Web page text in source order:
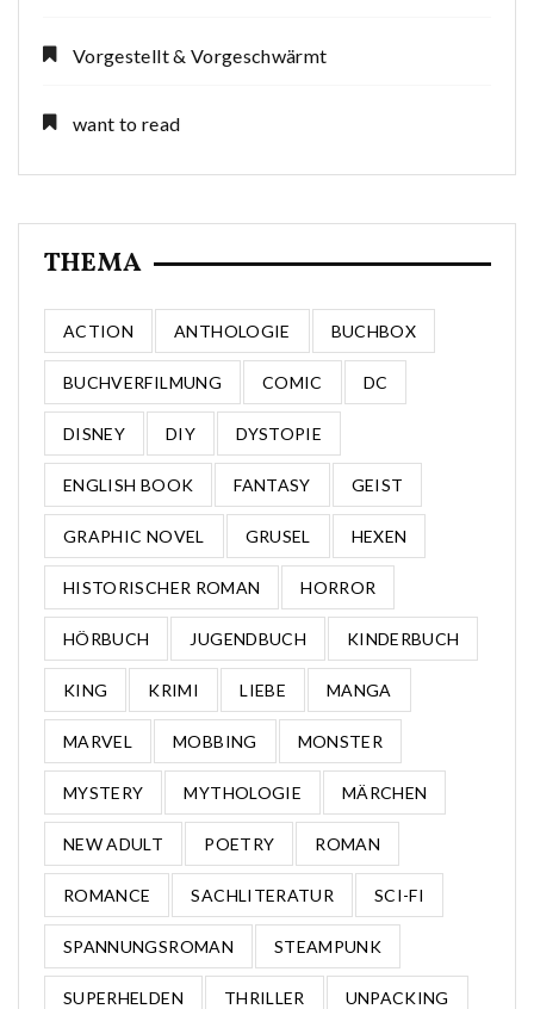
Vorgestellt & Vorgeschwärmt
want to read
THEMA
ACTION ANTHOLOGIE BUCHBOX
BUCHVERFILMUNG COMIC DC
DISNEY DIY DYSTOPIE
ENGLISH BOOK FANTASY GEIST
GRAPHIC NOVEL GRUSEL HEXEN
HISTORISCHER ROMAN HORROR
HÖRBUCH JUGENDBUCH KINDERBUCH
KING KRIMI LIEBE MANGA
MARVEL MOBBING MONSTER
MYSTERY MYTHOLOGIE MÄRCHEN
NEW ADULT POETRY ROMAN
ROMANCE SACHLITERATUR SCI-FI
SPANNUNGSROMAN STEAMPUNK
SUPERHELDEN THRILLER UNPACKING